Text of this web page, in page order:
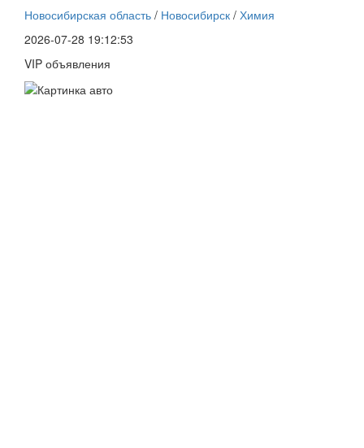
Новосибирская область / Новосибирск / Химия
2026-07-28 19:12:53
VIP объявления